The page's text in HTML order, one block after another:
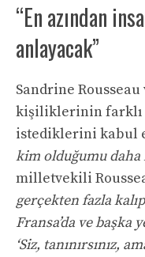
“En azından
anlayacak”
Sandrine
kişiliklerinin farklı
istediklerini kabul
kim olduğumu daha
milletvekili
gerçekten fazla
Fransa’da ve başka
‘Siz, tanınırsınız,